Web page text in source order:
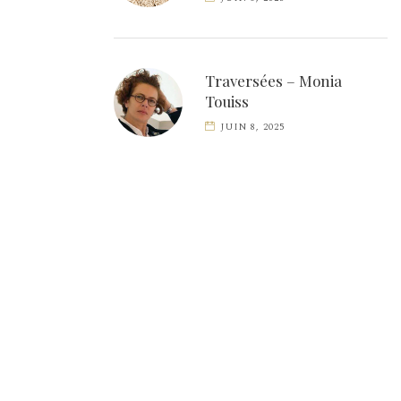
Traversées – Monia
Touiss
JUIN 8, 2025